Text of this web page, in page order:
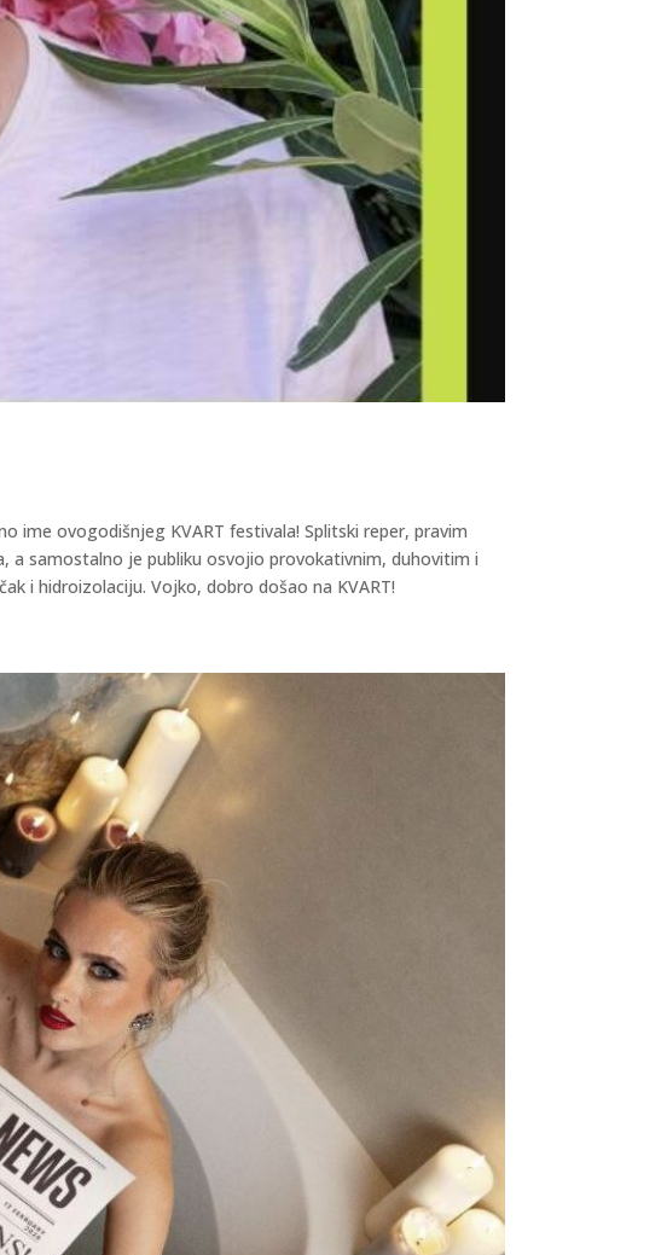
ime ovogodišnjeg KVART festivala! Splitski reper, pravim
a samostalno je publiku osvojio provokativnim, duhovitim i
i hidroizolaciju. Vojko, dobro došao na KVART!